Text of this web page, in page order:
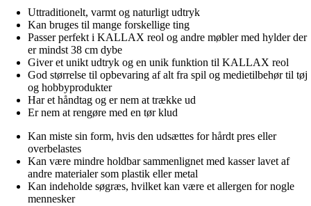
Uttraditionelt, varmt og naturligt udtryk
Kan bruges til mange forskellige ting
Passer perfekt i KALLAX reol og andre møbler med hylder der
er mindst 38 cm dybe
Giver et unikt udtryk og en unik funktion til KALLAX reol
God størrelse til opbevaring af alt fra spil og medietilbehør til tøj
og hobbyprodukter
Har et håndtag og er nem at trække ud
Er nem at rengøre med en tør klud
Kan miste sin form, hvis den udsættes for hårdt pres eller
overbelastes
Kan være mindre holdbar sammenlignet med kasser lavet af
andre materialer som plastik eller metal
Kan indeholde søgræs, hvilket kan være et allergen for nogle
mennesker